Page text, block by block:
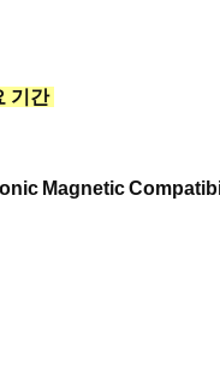
기간
Magnetic